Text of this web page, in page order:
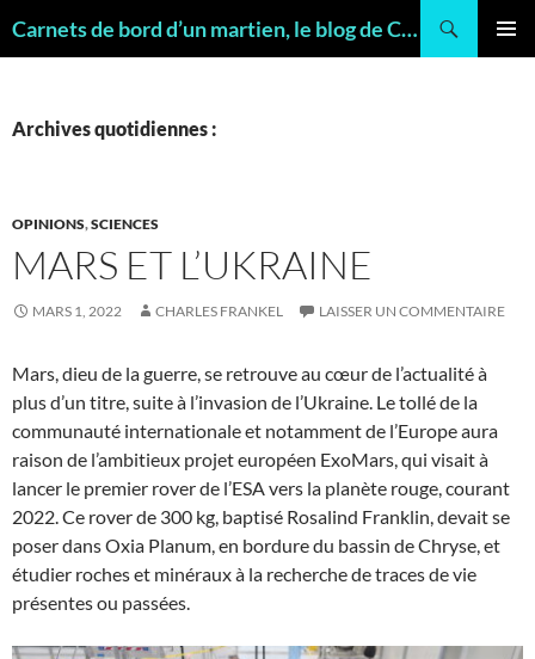
Carnets de bord d’un martien, le blog de Charles FRANKEL, géologue
Archives quotidiennes :
OPINIONS,SCIENCES
MARS ET L’UKRAINE
MARS 1, 2022 CHARLES FRANKEL LAISSER UN COMMENTAIRE
Mars, dieu de la guerre, se retrouve au cœur de l’actualité à
plus d’un titre, suite à l’invasion de l’Ukraine. Le tollé de la
communauté internationale et notamment de l’Europe aura
raison de l’ambitieux projet européen ExoMars, qui visait à
lancer le premier rover de l’ESA vers la planète rouge, courant
2022. Ce rover de 300 kg, baptisé Rosalind Franklin, devait se
poser dans Oxia Planum, en bordure du bassin de Chryse, et
étudier roches et minéraux à la recherche de traces de vie
présentes ou passées.